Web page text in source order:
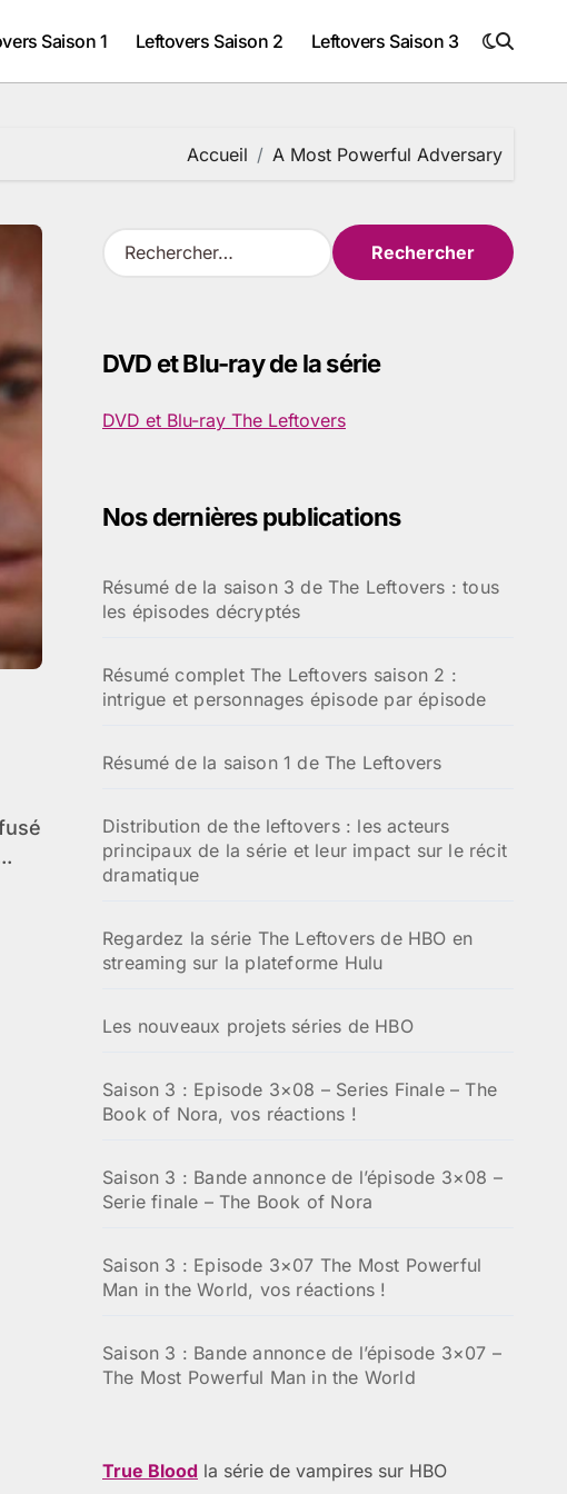
Saison 1 Leftovers Saison 2 Leftovers Saison 3
Accueil A Most Powerful Adversary
R
e
r
h
e
:
DVD et Blu-ray de la série
DVD et Blu-ray The Leftovers
Nos dernières publications
Résumé de la saison 3 de The Leftovers : tous
les épisodes décryptés
Résumé complet The Leftovers saison 2 :
intrigue et personnages épisode par épisode
Résumé de la saison 1 de The Leftovers
Distribution de the leftovers : les acteurs
principaux de la série et leur impact sur le récit
dramatique
Regardez la série The Leftovers de HBO en
streaming sur la plateforme Hulu
Les nouveaux projets séries de HBO
Saison 3 : Episode 3×08 – Series Finale – The
Book of Nora, vos réactions !
Saison 3 : Bande annonce de l’épisode 3×08 –
Serie finale – The Book of Nora
Saison 3 : Episode 3×07 The Most Powerful
Man in the World, vos réactions !
Saison 3 : Bande annonce de l’épisode 3×07 –
The Most Powerful Man in the World
True Blood la série de vampires sur HBO